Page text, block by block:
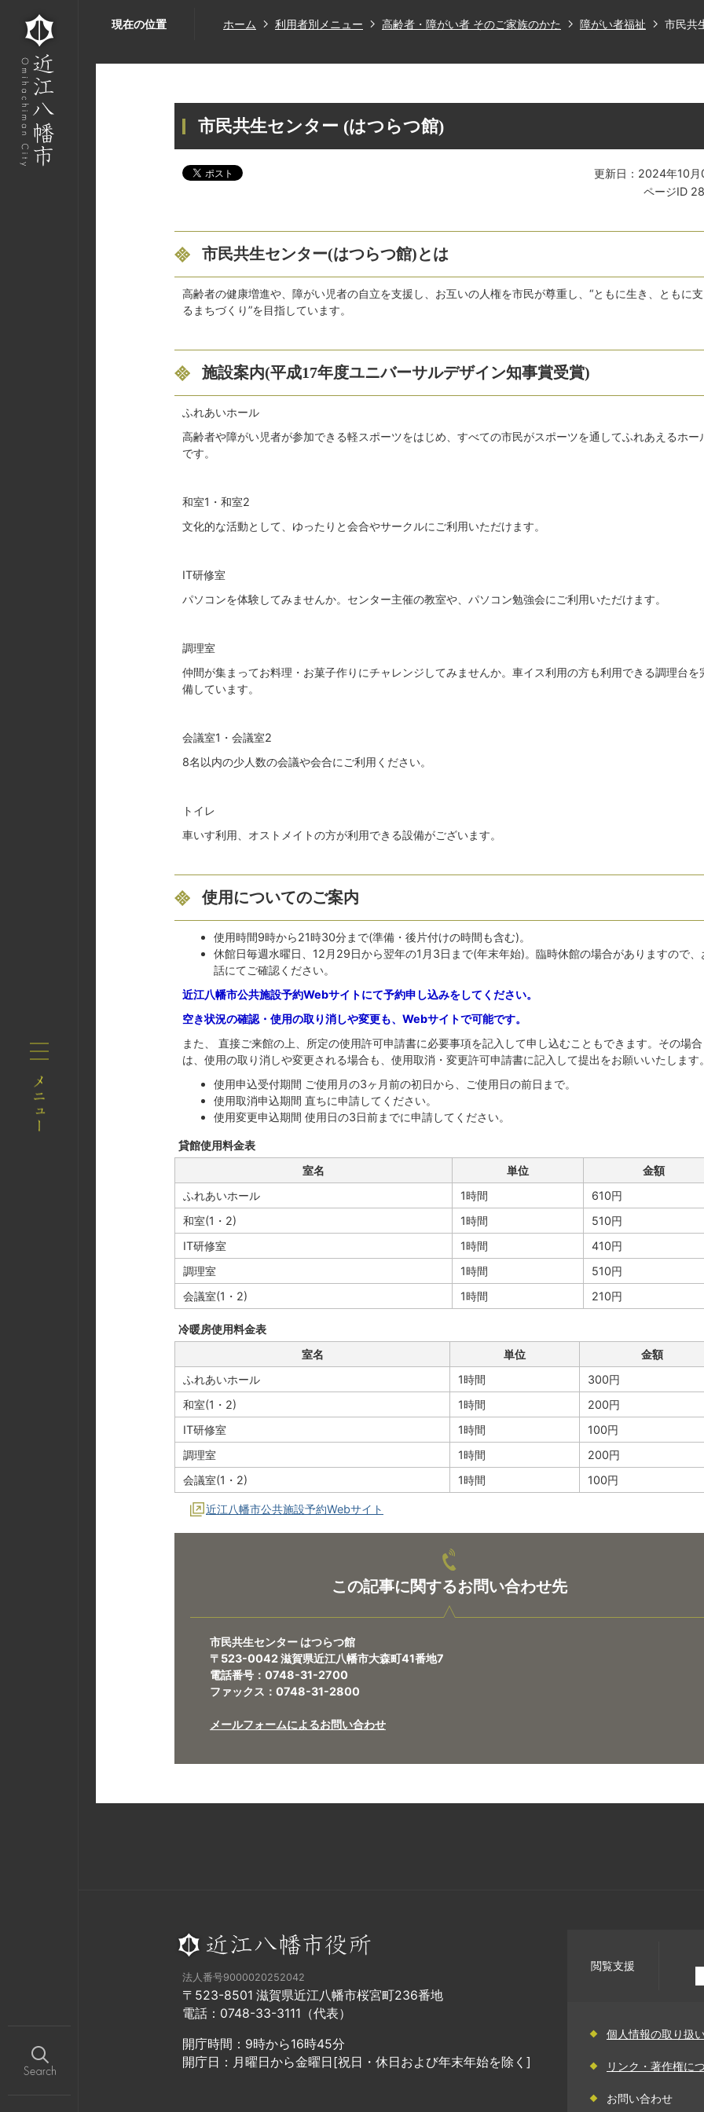
現在の位置 ホーム 利用者別メニュー 高齢者・障がい者 そのご家族のかた 障がい者福祉 市民共
市民共生センター (はつらつ館)
更新日：2024年10月
ページID
市民共生センター(はつらつ館)とは
高齢者の健康増進や、障がい児者の自立を支援し、お互いの人権を市民が尊重し、“ともに生き、ともに
るまちづくり”を目指しています。
施設案内(平成17年度ユニバーサルデザイン知事賞受賞)
ふれあいホール
高齢者や障がい児者が参加できる軽スポーツをはじめ、すべての市民がスポーツを通してふれあえるホー
です。
和室1・和室2
文化的な活動として、ゆったりと会合やサークルにご利用いただけます。
IT研修室
パソコンを体験してみませんか。センター主催の教室や、パソコン勉強会にご利用いただけます。
調理室
仲間が集まってお料理・お菓子作りにチャレンジしてみませんか。車イス利用の方も利用できる調理台を
備しています。
会議室1・会議室2
8名以内の少人数の会議や会合にご利用ください。
トイレ
車いす利用、オストメイトの方が利用できる設備がございます。
使用についてのご案内
使用時間9時から21時30分まで(準備・後片付けの時間も含む)。
休館日毎週水曜日、12月29日から翌年の1月3日まで(年末年始)。臨時休館の場合がありますので、
話にてご確認ください。
近江八幡市公共施設予約Webサイトにて予約申し込みをしてください。
空き状況の確認・使用の取り消しや変更も、Webサイトで可能です。
また、 直接ご来館の上、所定の使用許可申請書に必要事項を記入して申し込むこともできます。その場合
は、使用の取り消しや変更される場合も、使用取消・変更許可申請書に記入して提出をお願いいたします
使用申込受付期間 ご使用月の3ヶ月前の初日から、ご使用日の前日まで。
使用取消申込期間 直ちに申請してください。
使用変更申込期間 使用日の3日前までに申請してください。
貸館使用料金表
室名
単位
金額
ふれあいホール
1時間
610円
和室(1・2)
1時間
510円
IT研修室
1時間
410円
調理室
1時間
510円
会議室(1・2)
1時間 210円
冷暖房使用料金表
室名
単位
金額
ふれあいホール
1時間
300円
和室(1・2)
1時間
200円
IT研修室
1時間
100円
調理室
1時間
200円
会議室(1・2)
1時間 100円
近江八幡市公共施設予約Webサイト
この記事に関するお問い合わせ先
市民共生センター はつらつ館
〒523-0042 滋賀県近江八幡市大森町41番地7
電話番号：0748-31-2700
ファックス：0748-31-2800
メールフォームによるお問い合わせ
法人番号9000020252042
〒523-8501 滋賀県近江八幡市桜宮町236番地
電話：0748-33-3111（代表）
開庁時間：9時から16時45分
開庁日：月曜日から金曜日[祝日・休日および年末年始を除く]
閲覧支援
個人情報の取り扱
リンク・著作権に
お問い合わせ